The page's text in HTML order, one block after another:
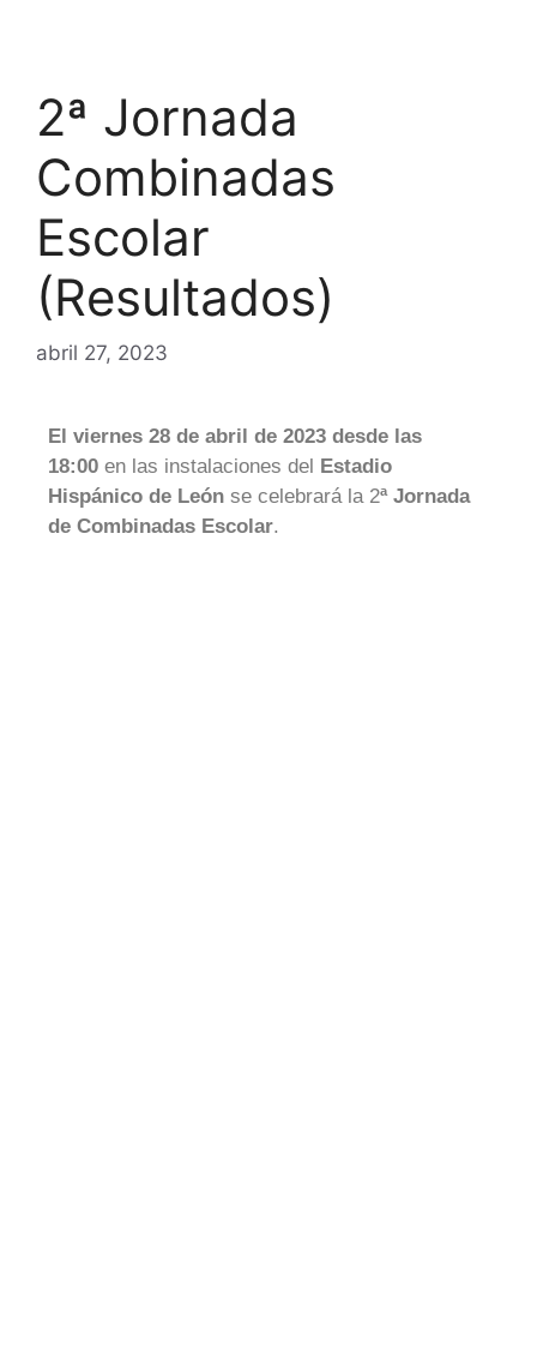
2ª Jornada
Combinadas
Escolar
(Resultados)
abril 27, 2023
El viernes 28 de abril de 2023 desde las
18:00 en las instalaciones del Estadio
Hispánico de León se celebrará la 2ª Jornada
de Combinadas Escolar.